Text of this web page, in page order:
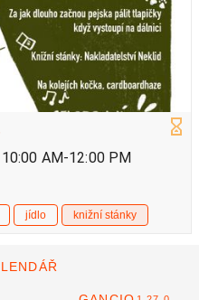
AM-12:00 PM
jídlo knižní stánky